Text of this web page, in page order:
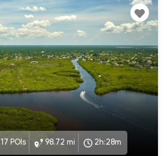
17 POIs 98.72 mi 2h:28m